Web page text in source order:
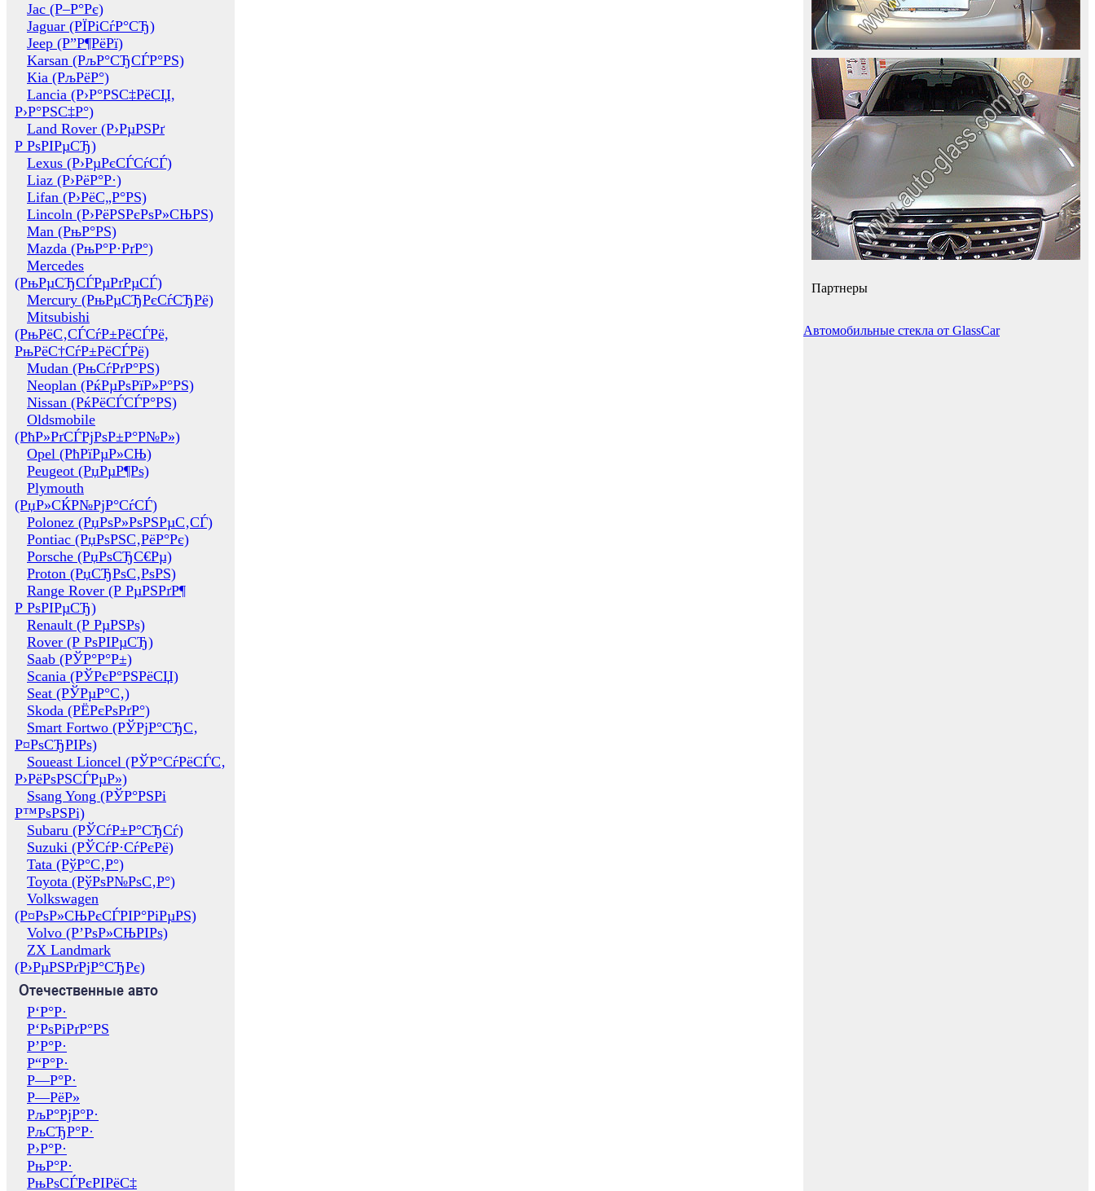
Jac (Р–Р°Рє)
Jaguar (РЇРіСѓР°СЂ)
Jeep (Р”Р¶РёРї)
Karsan (РљР°СЂСЃР°РЅ)
Kia (РљРёР°)
Lancia (Р›Р°РЅС‡РёСЏ,
Р›Р°РЅС‡Р°)
Land Rover (Р›РµРЅРґ
Р РѕРІРµСЂ)
Lexus (Р›РµРєСЃСѓСЃ)
Liaz (Р›РёР°Р·)
Lifan (Р›РёС„Р°РЅ)
Lincoln (Р›РёРЅРєРѕР»СЊРЅ)
Man (РњР°РЅ)
Mazda (РњР°Р·РґР°)
Mercedes
(РњРµСЂСЃРµРґРµСЃ)
Mercury (РњРµСЂРєСѓСЂРё)
Mitsubishi
(РњРёС‚СЃСѓР±РёСЃРё,
РњРёС†СѓР±РёСЃРё)
Mudan (РњСѓРґР°РЅ)
Neoplan (РќРµРѕРїР»Р°РЅ)
Nissan (РќРёСЃСЃР°РЅ)
Oldsmobile
(РћР»РґСЃРјРѕР±Р°Р№Р»)
Opel (РћРїРµР»СЊ)
Peugeot (РџРµР¶Рѕ)
Plymouth
(РџР»СЌР№РјР°СѓСЃ)
Polonez (РџРѕР»РѕРЅРµС‚СЃ)
Pontiac (РџРѕРЅС‚РёР°Рє)
Porsche (РџРѕСЂС€Рµ)
Proton (РџСЂРѕС‚РѕРЅ)
Range Rover (Р РµРЅРґР¶
Р РѕРІРµСЂ)
Renault (Р РµРЅРѕ)
Rover (Р РѕРІРµСЂ)
Saab (РЎР°Р°Р±)
Scania (РЎРєР°РЅРёСЏ)
Seat (РЎРµР°С‚)
Skoda (РЁРєРѕРґР°)
Smart Fortwo (РЎРјР°СЂС‚
Р¤РѕСЂРІРѕ)
Soueast Lioncel (РЎР°СѓРёСЃС‚
Р›РёРѕРЅСЃРµР»)
Ssang Yong (РЎР°РЅРі
Р™РѕРЅРі)
Subaru (РЎСѓР±Р°СЂСѓ)
Suzuki (РЎСѓР·СѓРєРё)
Tata (РўР°С‚Р°)
Toyota (РўРѕР№РѕС‚Р°)
Volkswagen
(Р¤РѕР»СЊРєСЃРІР°РіРµРЅ)
Volvo (Р’РѕР»СЊРІРѕ)
ZX Landmark
(Р›РµРЅРґРјР°СЂРє)
Отечественные авто
Р‘Р°Р·
Р‘РѕРіРґР°РЅ
Р’Р°Р·
Р“Р°Р·
Р—Р°Р·
Р—РёР»
РљР°РјР°Р·
РљСЂР°Р·
Р›Р°Р·
РњР°Р·
РњРѕСЃРєРІРёС‡
Партнеры
Автомобильные стекла от GlassCar